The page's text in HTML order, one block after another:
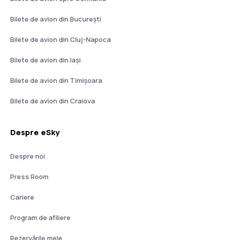
Bilete de avion din București
Bilete de avion din Cluj-Napoca
Bilete de avion din Iași
Bilete de avion din Timișoara
Bilete de avion din Craiova
Despre eSky
Despre noi
Press Room
Cariere
Program de afiliere
Rezervările mele